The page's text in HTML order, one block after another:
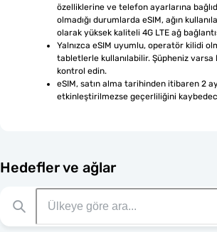
özelliklerine ve telefon ayarlarına
olmadığı durumlarda eSIM, ağın
olarak yüksek kaliteli 4G LTE ağ
Yalnızca eSIM uyumlu, operatör kilidi
tabletlerle kullanılabilir. Şüpheniz varsa
kontrol edin.
eSIM, satın alma tarihinden itibaren 2
etkinleştirilmezse geçerliliğini
Hedefler ve ağlar